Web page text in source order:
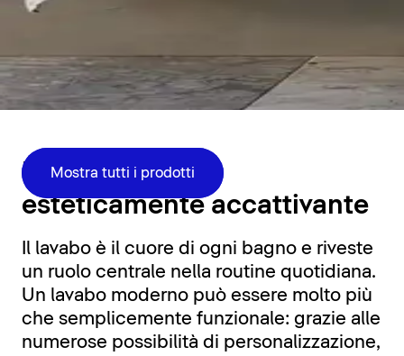
Mostra tutti i prodotti
Funzionale ed
esteticamente accattivante
Il lavabo è il cuore di ogni bagno e riveste
un ruolo centrale nella routine quotidiana.
Un lavabo moderno può essere molto più
che semplicemente funzionale: grazie alle
numerose possibilità di personalizzazione,